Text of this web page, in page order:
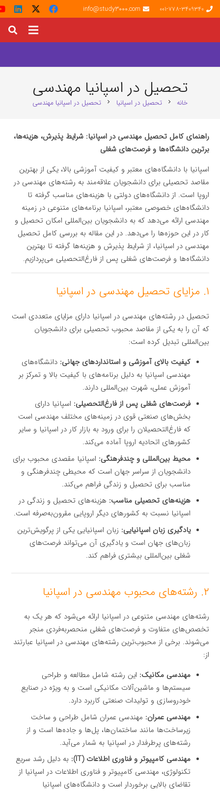
001-778-3409340
info@study3000.com
تحصیل در اسپانیا مهندسی
خانه chevron_right تحصیل در اسپانیا chevron_right تحصیل در اسپانیا مهندسی
راهنمای کامل تحصیل مهندسی در اسپانیا: شرایط پذیرش، هزینه‌ها،
برترین دانشگاه‌ها و فرصت‌های شغلی
اسپانیا با دانشگاه‌های معتبر و کیفیت آموزشی بالا، یکی از بهترین
مقاصد تحصیلی برای دانشجویان علاقه‌مند به رشته‌های مهندسی در
اروپا است. از دانشگاه‌های دولتی با هزینه‌های مناسب گرفته تا
دانشگاه‌های خصوصی معتبر، اسپانیا برنامه‌های متنوعی در زمینه
مهندسی ارائه می‌دهد که به دانشجویان بین‌المللی امکان تحصیل و
کار در این حوزه‌ها را می‌دهد. در این مقاله به بررسی کامل تحصیل
مهندسی در اسپانیا، از شرایط پذیرش و هزینه‌ها گرفته تا بهترین
دانشگاه‌ها و فرصت‌های شغلی پس از فارغ‌التحصیلی می‌پردازیم.
۱. مزایای تحصیل مهندسی در اسپانیا
تحصیل در رشته‌های مهندسی در اسپانیا دارای مزایای متعددی است
که آن را به یکی از مقاصد محبوب تحصیلی برای دانشجویان
بین‌المللی تبدیل کرده است:
کیفیت بالای آموزشی و استانداردهای جهانی: دانشگاه‌های
مهندسی اسپانیا به دلیل برنامه‌های با کیفیت بالا و تمرکز بر
آموزش عملی، شهرت بین‌المللی دارند.
فرصت‌های شغلی پس از فارغ‌التحصیلی: اسپانیا دارای
بخش‌های صنعتی قوی در زمینه‌های مختلف مهندسی است
که فارغ‌التحصیلان را برای ورود به بازار کار در اسپانیا و سایر
کشورهای اتحادیه اروپا آماده می‌کند.
محیط بین‌المللی و چندفرهنگی: اسپانیا مقصدی محبوب برای
دانشجویان از سراسر جهان است که محیطی چندفرهنگی و
مناسب برای تحصیل و زندگی فراهم می‌کند.
هزینه‌های تحصیلی مناسب: هزینه‌های تحصیل و زندگی در
اسپانیا نسبت به کشورهای دیگر اروپایی مقرون‌به‌صرفه است.
یادگیری زبان اسپانیایی: زبان اسپانیایی یکی از پرگویش‌ترین
زبان‌های جهان است و یادگیری آن می‌تواند فرصت‌های
شغلی بین‌المللی بیشتری فراهم کند.
۲. رشته‌های محبوب مهندسی در اسپانیا
رشته‌های مهندسی متنوعی در اسپانیا ارائه می‌شود که هر یک به
تخصص‌های متفاوت و فرصت‌های شغلی منحصربه‌فردی منجر
می‌شوند. برخی از محبوب‌ترین رشته‌های مهندسی در اسپانیا عبارتند
از:
مهندسی مکانیک: این رشته شامل مطالعه و طراحی
سیستم‌ها و ماشین‌آلات مکانیکی است و به ویژه در صنایع
خودروسازی و تولیدات صنعتی کاربرد دارد.
مهندسی عمران: مهندسی عمران شامل طراحی و ساخت
زیرساخت‌ها مانند ساختمان‌ها، پل‌ها و جاده‌ها است و از
رشته‌های پرطرفدار در اسپانیا به شمار می‌آید.
مهندسی کامپیوتر و فناوری اطلاعات (IT):
به دلیل رشد سریع
تکنولوژی، مهندسی کامپیوتر و فناوری اطلاعات در اسپانیا از
تقاضای بالایی برخوردار است و دانشگاه‌های اسپانیا